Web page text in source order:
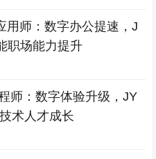
用师：数字办公提速，J
职场能力提升
师：数字体验升级，JY
术人才成长